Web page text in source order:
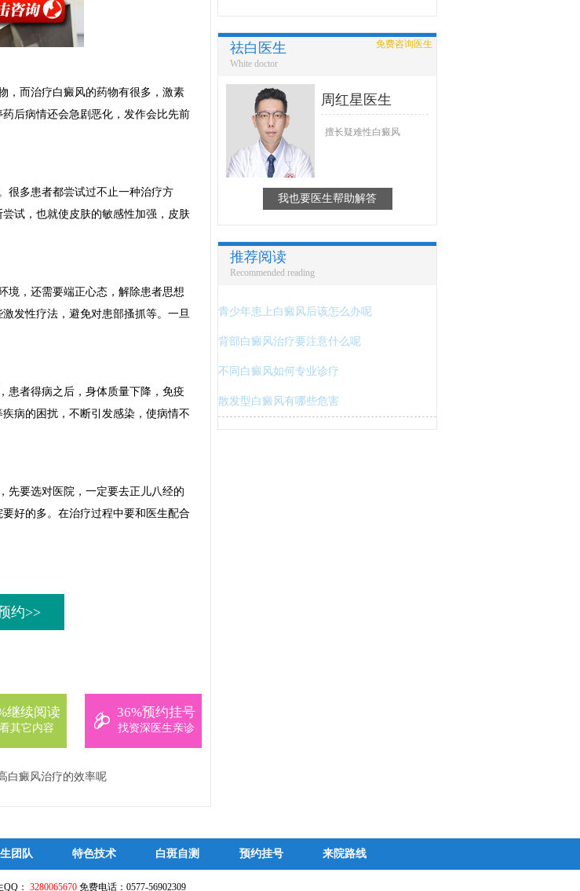
而治疗白癜风的药物有很多，激素
后病情还会急剧恶化，发作会比先前
多患者都尝试过不止一种治疗方
试，也就使皮肤的敏感性加强，皮肤
，还需要端正心态，解除患者思想
发性疗法，避免对患部搔抓等。一旦
者得病之后，身体质量下降，免疫
病的困扰，不断引发感染，使病情不
先要选对医院，一定要去正儿八经的
好的多。在治疗过程中要和医生配合
约>>
继续阅读
其它内容
36%预约挂号
找资深医生亲诊
白癜风治疗的效率呢
祛白医生
White doctor
免费咨询医生
周红星医生
擅长疑难性白癜风
我也要医生帮助解答
推荐阅读
Recommended reading
青少年患上白癜风后该怎么办呢
背部白癜风治疗要注意什么呢
不同白癜风如何专业诊疗
散发型白癜风有哪些危害
团队 特色技术 白斑自测 预约挂号 来院路线
： 3280065670 免费电话：0577-56902309